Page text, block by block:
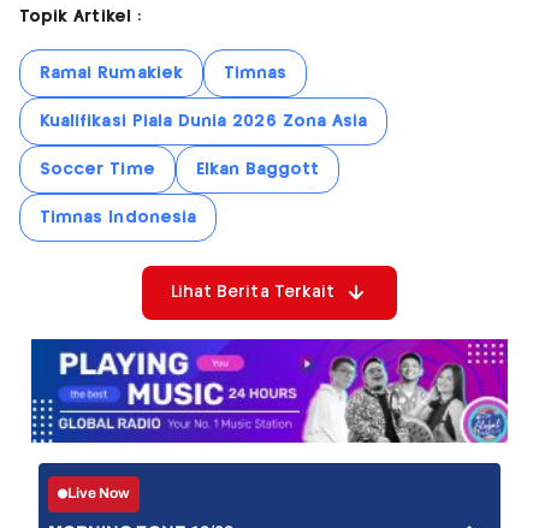
Topik Artikel :
Ramai Rumakiek Timnas
Kualifikasi Piala Dunia 2026 Zona Asia
Soccer Time Elkan Baggott
Timnas Indonesia
Lihat Berita Terkait
Live Now